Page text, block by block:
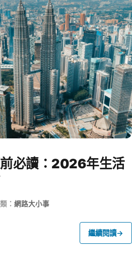
必讀：2026年生活
： 網路大小事
繼續閱讀→